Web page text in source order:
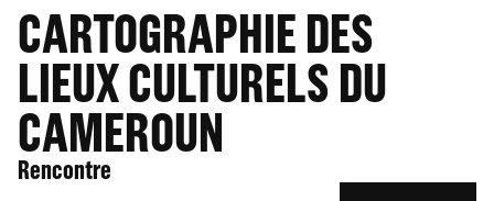
CARTOGRAPHIE DES
LIEUX CULTURELS DU
CAMEROUN
Rencontre